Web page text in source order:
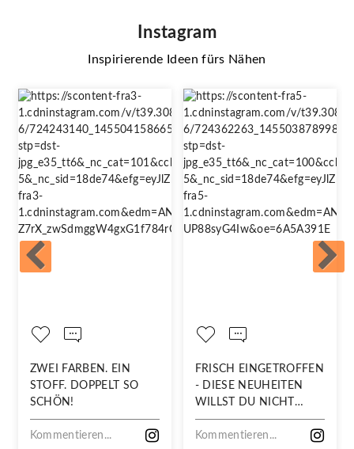
Instagram
Inspirierende Ideen fürs Nähen
ZWEI FARBEN. EIN
STOFF. DOPPELT SO
SCHÖN!
Kommentieren...
FRISCH EINGETROFFEN
- DIESE NEUHEITEN
WILLST DU NICHT
VERPASSEN!
Kommentieren...